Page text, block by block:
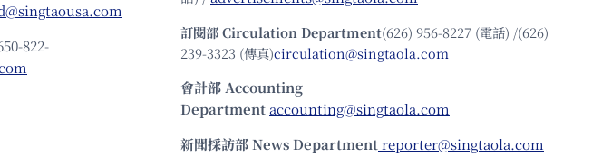
822-
訂閱部 Circulation Department(626) 956-8227 (電話) /(626)
239-3323 (傳真)circulation@singtaola.com
會計部 Accounting
Departmentaccounting@singtaola.com
新聞採訪部 News Departmentreporter@singtaola.com